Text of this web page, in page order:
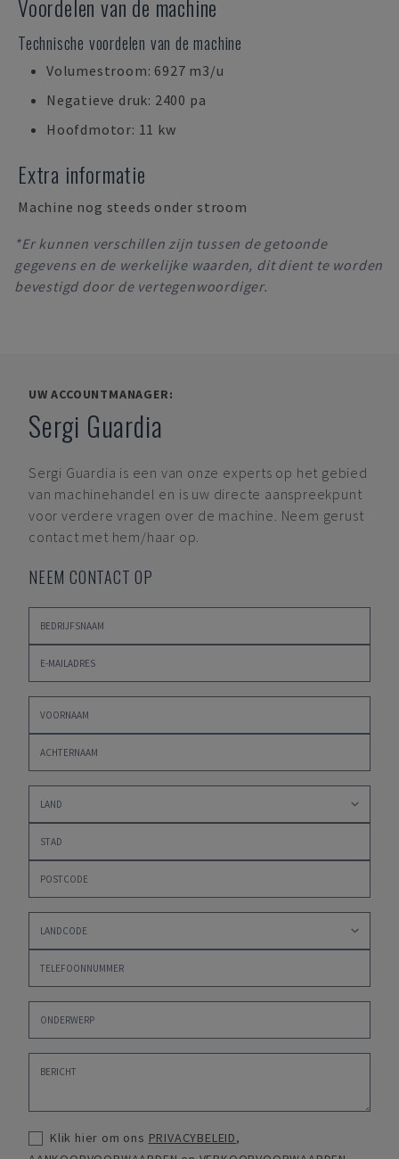
Voordelen van de machine
Technische voordelen van de machine
Volumestroom: 6927 m3/u
Negatieve druk: 2400 pa
Hoofdmotor: 11 kw
Extra informatie
Machine nog steeds onder stroom
*Er kunnen verschillen zijn tussen de getoonde
gegevens en de werkelijke waarden, dit dient te worden
bevestigd door de vertegenwoordiger.
UW ACCOUNTMANAGER:
Sergi Guardia
Sergi Guardia is een van onze experts op het gebied
van machinehandel en is uw directe aanspreekpunt
voor verdere vragen over de machine. Neem gerust
contact met hem/haar op.
NEEM CONTACT OP
Klik hier om ons PRIVACYBELEID,